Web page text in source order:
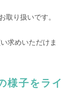
取り扱いです。
求めいただけま
様子をライ